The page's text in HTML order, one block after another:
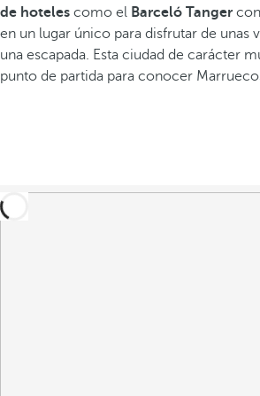
de hoteles como el Barceló Tanger
en un lugar único para disfrutar de unas
una escapada. Esta ciudad de carácter
punto de partida para conocer